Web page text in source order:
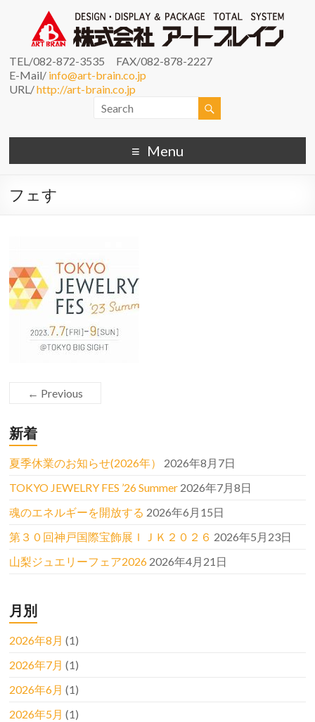
TEL/082-872-3535 FAX/082-878-2227
E-Mail/ info@art-brain.co.jp
URL/http://art-brain.co.jp
Menu
フェす
← Previous
新着
夏季休業のお知らせ(2026年）
2026年8月7日
TOKYO JEWELRY FES ’26 Summer 2026年7月8日
魂のエネルギーを開放する 2026年6月15日
第３０回神戸国際宝飾展ＩＪＫ２０２６ 2026年5月23日
山梨ジュエリーフェア2026 2026年4月21日
月別
2026年8月 (1)
2026年7月 (1)
2026年6月 (1)
2026年5月 (1)